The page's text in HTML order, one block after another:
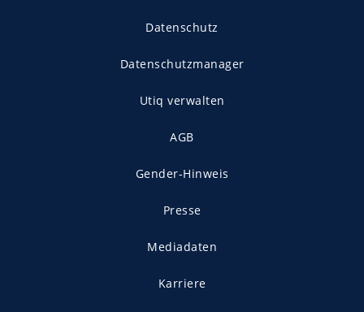
Datenschutz
Datenschutzmanager
Utiq verwalten
AGB
Gender-Hinweis
Presse
Mediadaten
Karriere